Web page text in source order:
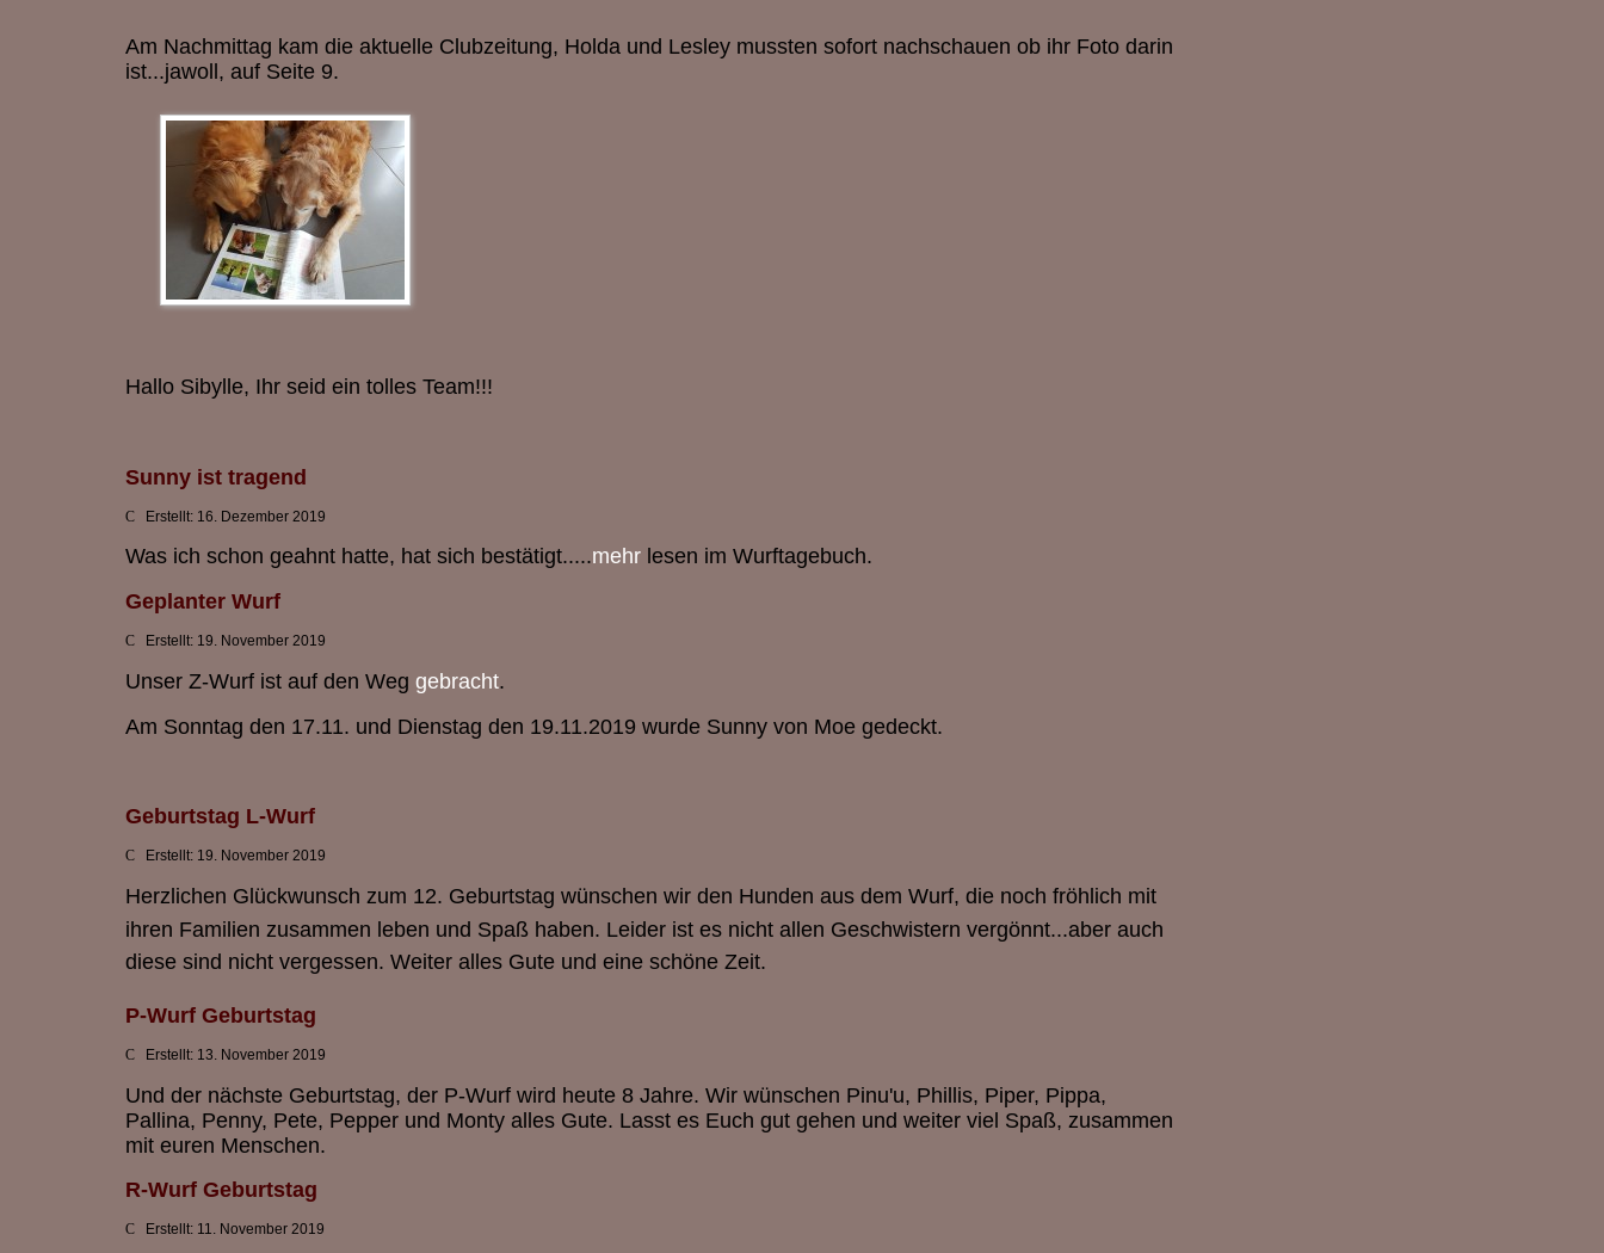
Am Nachmittag kam die aktuelle Clubzeitung, Holda und Lesley mussten sofort nachschauen ob ihr Foto darin
ist...jawoll, auf Seite 9.
Hallo Sibylle, Ihr seid ein tolles Team!!!
Sunny ist tragend
Erstellt: 16. Dezember 2019
Was ich schon geahnt hatte, hat sich bestätigt.....mehr lesen im Wurftagebuch.
Geplanter Wurf
Erstellt: 19. November 2019
Unser Z-Wurf ist auf den Weg gebracht.
Am Sonntag den 17.11. und Dienstag den 19.11.2019 wurde Sunny von Moe gedeckt.
Geburtstag L-Wurf
Erstellt: 19. November 2019
Herzlichen Glückwunsch zum 12. Geburtstag wünschen wir den Hunden aus dem Wurf, die noch fröhlich mit
ihren Familien zusammen leben und Spaß haben. Leider ist es nicht allen Geschwistern vergönnt...aber auch
diese sind nicht vergessen. Weiter alles Gute und eine schöne Zeit.
P-Wurf Geburtstag
Erstellt: 13. November 2019
Und der nächste Geburtstag, der P-Wurf wird heute 8 Jahre. Wir wünschen Pinu'u, Phillis, Piper, Pippa,
Pallina, Penny, Pete, Pepper und Monty alles Gute. Lasst es Euch gut gehen und weiter viel Spaß, zusammen
mit euren Menschen.
R-Wurf Geburtstag
Erstellt: 11. November 2019